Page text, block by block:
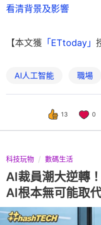
看清背景及影響
【本文獲 「ETtoday」
AI人工智能 職場
13 0
科技玩物 數碼生活
AI裁員潮大逆轉
AI根本無可能取